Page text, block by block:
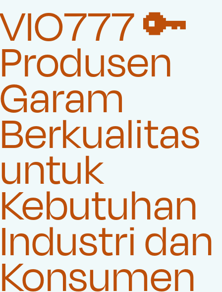
VIO777 🔑
Produsen
Garam
Berkualitas
untuk
Kebutuhan
Industri dan
Konsumen